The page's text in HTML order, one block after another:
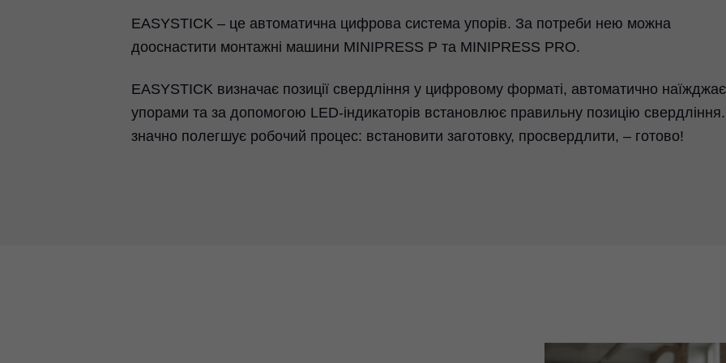
EASYSTICK – це автоматична цифрова система упорів. За потреби нею можна
дооснастити монтажні машини MINIPRESS P та MINIPRESS PRO.
EASYSTICK визначає позиції свердління у цифровому форматі, автоматично наїжджає
упорами та за допомогою LED-індикаторів встановлює правильну позицію
значно полегшує робочий процес: встановити заготовку, просвердлити, – готово!